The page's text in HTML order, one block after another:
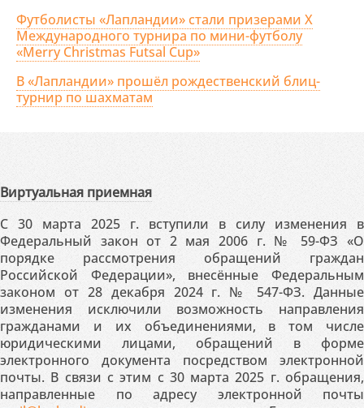
Футболисты «Лапландии» стали призерами X
Международного турнира по мини-футболу
«Merry Christmas Futsal Cup»
В «Лапландии» прошёл рождественский блиц-
турнир по шахматам
Виртуальная приемная
С 30 марта 2025 г. вступили в силу изменения в
Федеральный закон от 2 мая 2006 г. № 59-ФЗ «О
порядке рассмотрения обращений граждан
Российской Федерации», внесённые Федеральным
законом от 28 декабря 2024 г. № 547-ФЗ. Данные
изменения исключили возможность направления
гражданами и их объединениями, в том числе
юридическими лицами, обращений в форме
электронного документа посредством электронной
почты. В связи с этим с 30 марта 2025 г. обращения,
направленные по адресу электронной почты